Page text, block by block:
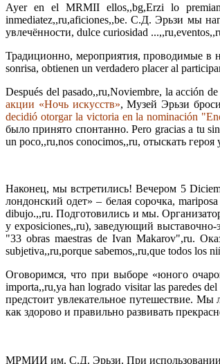
Ayer en el MRMII ellos,,bg,Erzi lo
inmediatez,,ru,aficiones,,be. С.Д. Эрьзи мы
увлечённости, dulce curiosidad
Традиционно, мероприятия, проводимые в
sonrisa, obtienen un verdadero placer al
Después del pasado,,ru,Noviembre, la acción
акции «Ночь искусств», Музей Эрьзи
decidió otorgar la victoria en la nominación
было принято спонтанно. Pero gracias a tu
un poco,,ru,nos conocimos,,ru, отыскать
Наконец, мы встретились! Вечером 5
лондонский одет» – белая сорочка,
dibujo.,,ru. Подготовились и мы.
y exposiciones,,ru), заведующий
"33 obras maestras de Ivan Makarov",ru.
subjetiva,,ru,porque sabemos,,ru,que todos los
Оговоримся, что при выборе «юного
importa,,ru,ya han logrado visitar las paredes
предстоит увлекательное путешествие. Мы
как здорово и правильно развивать
МРМИИ им. С.Д. Эрьзи. При использовании